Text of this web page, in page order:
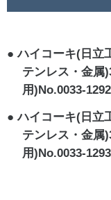
ハイコーキ(日立
テンレス・金属
用)No.0033-1292
ハイコーキ(日立
テンレス・金属
用)No.0033-1293